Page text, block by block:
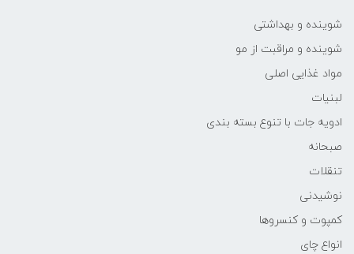
شوینده و بهداشتی
شوینده و مراقبت از مو
مواد غذایی اصلی
لبنیات
ادویه جات با تنوع بسته بندی
صبحانه
تنقلات
نوشیدنی
کمپوت و کنسروها
انواع چای